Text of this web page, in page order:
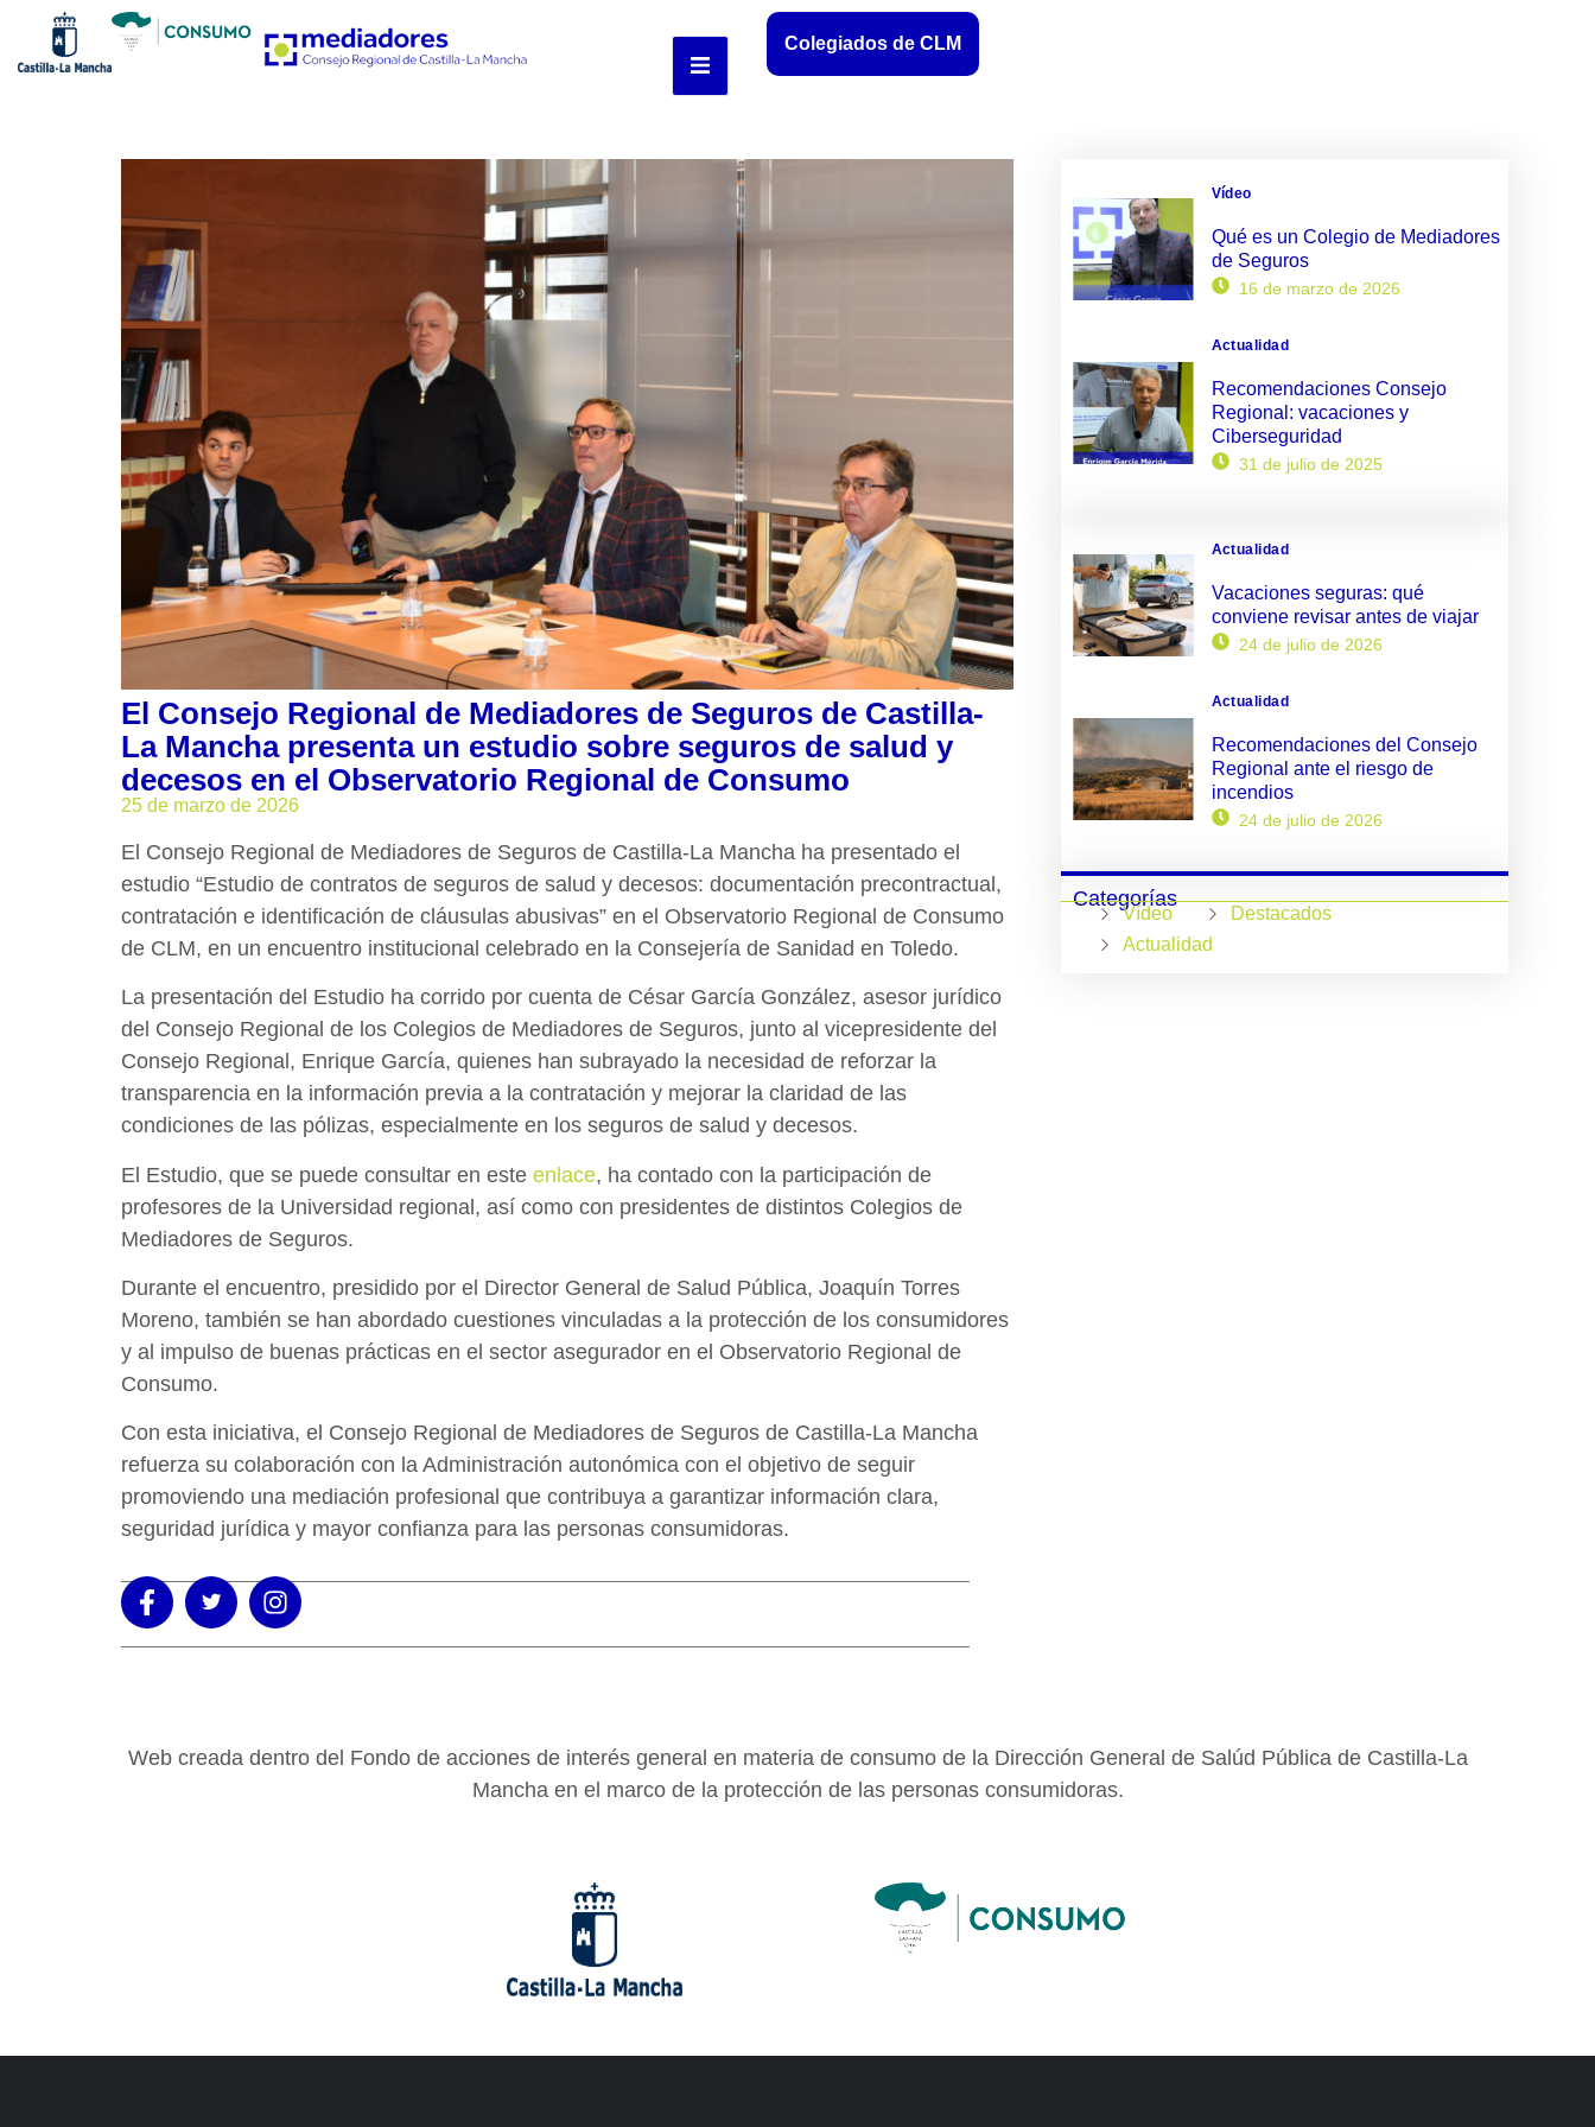
Colegiados de CLM
El Consejo Regional de Mediadores de Seguros de Castilla-
La Mancha presenta un estudio sobre seguros de salud y
decesos en el Observatorio Regional de Consumo
25 de marzo de 2026
El Consejo Regional de Mediadores de Seguros de Castilla-La Mancha ha presentado el
estudio “Estudio de contratos de seguros de salud y decesos: documentación precontractual,
contratación e identificación de cláusulas abusivas” en el Observatorio Regional de Consumo
de CLM, en un encuentro institucional celebrado en la Consejería de Sanidad en Toledo.
La presentación del Estudio ha corrido por cuenta de César García González, asesor jurídico
del Consejo Regional de los Colegios de Mediadores de Seguros, junto al vicepresidente del
Consejo Regional, Enrique García, quienes han subrayado la necesidad de reforzar la
transparencia en la información previa a la contratación y mejorar la claridad de las
condiciones de las pólizas, especialmente en los seguros de salud y decesos.
El Estudio, que se puede consultar en este enlace, ha contado con la participación de
profesores de la Universidad regional, así como con presidentes de distintos Colegios de
Mediadores de Seguros.
Durante el encuentro, presidido por el Director General de Salud Pública, Joaquín Torres
Moreno, también se han abordado cuestiones vinculadas a la protección de los consumidores
y al impulso de buenas prácticas en el sector asegurador en el Observatorio Regional de
Consumo.
Con esta iniciativa, el Consejo Regional de Mediadores de Seguros de Castilla-La Mancha
refuerza su colaboración con la Administración autonómica con el objetivo de seguir
promoviendo una mediación profesional que contribuya a garantizar información clara,
seguridad jurídica y mayor confianza para las personas consumidoras.
Vídeo
Qué es un Colegio de Mediadores
de Seguros
16 de marzo de 2026
Actualidad
Recomendaciones Consejo
Regional: vacaciones y
Ciberseguridad
31 de julio de 2025
Actualidad
Vacaciones seguras: qué
conviene revisar antes de viajar
24 de julio de 2026
Actualidad
Recomendaciones del Consejo
Regional ante el riesgo de
incendios
24 de julio de 2026
Categorías
Vídeo
Destacados
Actualidad
Web creada dentro del Fondo de acciones de interés general en materia de consumo de la Dirección General de Salúd Pública de Castilla-La
Mancha en el marco de la protección de las personas consumidoras.